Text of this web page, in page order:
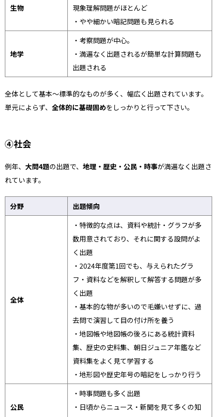
生物
現象理解問題がほとんど
・やや細かい暗記問題も見られる
地学
・考察問題が中心。
・満遍なく出題されるが簡単な計算問題も
出題される
全体として基本〜標準的なものが多く、幅広く出題されています。
単元によらず、 全体的に基礎固めをしっかりと行って下さい。
➃社会
例年、 大問4題の出題で、 地理・歴史・公民・時事が満遍なく出題さ
れています。
分野 出題傾向
全体
・特徴的な点は、資料や統計・グラフが多
数用意されており、それに関する設問がよ
く出題
・2024年度第1回でも、与えられたグラ
フ・資料などを解釈して解答する問題が多
く出題
・基本的な物が多いので毛嫌いせずに、過
去問で演習して目の付け所を養う
・地図帳や地図帳の後ろにある統計資料
集、歴史の史料集、朝日ジュニア年鑑など
資料集をよく見て学習する
・地形図や歴史年号の暗記をしっかり行う
公民
・時事問題も多く出題
・日頃からニュース・新聞を見て多くの知